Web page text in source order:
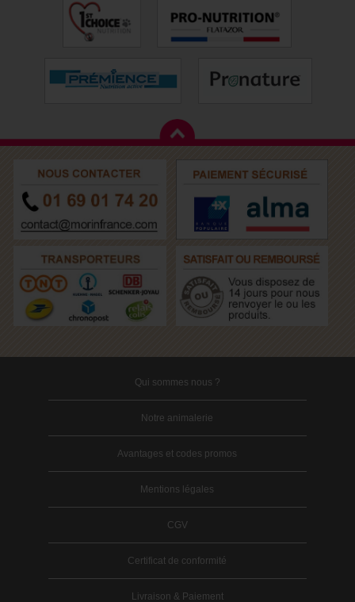
Qui sommes nous ?
Notre animalerie
Avantages et codes promos
Mentions légales
CGV
Certificat de conformité
Livraison & Paiement